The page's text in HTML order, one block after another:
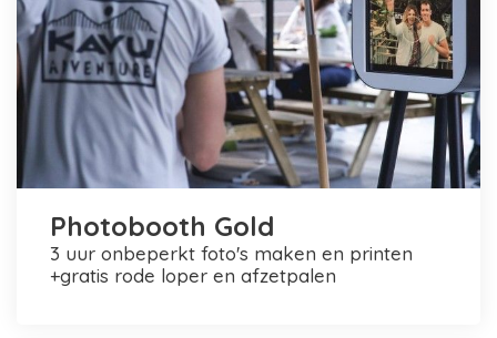
Photobooth Gold
3 uur onbeperkt foto's maken en printen
+gratis rode loper en afzetpalen